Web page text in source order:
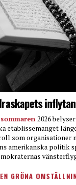
2026
etablissemanget
som organisationer
amerikanska politik
GRÖNA